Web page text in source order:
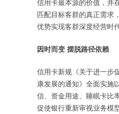
信用卡最本源的价值，并
匹配目标客群的真正需求
优势实现客群深度经营时
因时而变 摆脱路径依赖
信用卡新规《关于进一步
康发展的通知》全面实施
信、资金用途、睡眠卡比
促使银行重新审视业务模